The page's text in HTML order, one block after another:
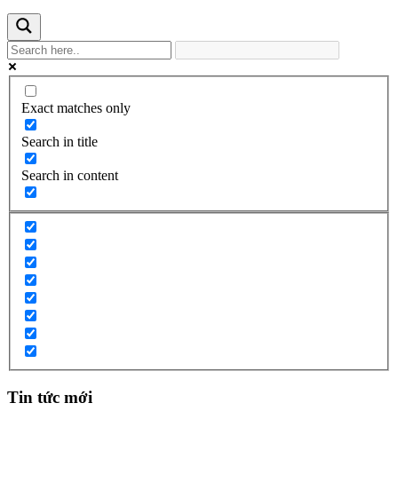
Exact matches only
Search in title
Search in content
Tin tức mới